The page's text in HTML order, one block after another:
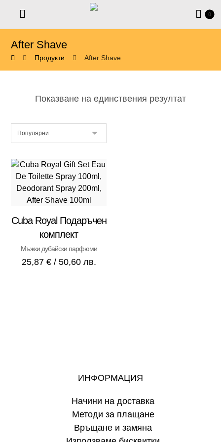
After Shave
Продукти After Shave
Показване на единствения резултат
Cuba Royal Подаръчен
комплект
Мъжки дубайски парфюми
25,87 €/ 50,60 лв.
ИНФОРМАЦИЯ
Начини на доставка
Методи за плащане
Връщане и замяна